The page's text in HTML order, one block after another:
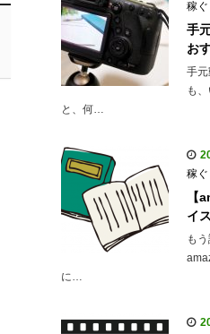
稼ぐ
手
お
手
も
と、何…
稼ぐ
【
イ
も
に…